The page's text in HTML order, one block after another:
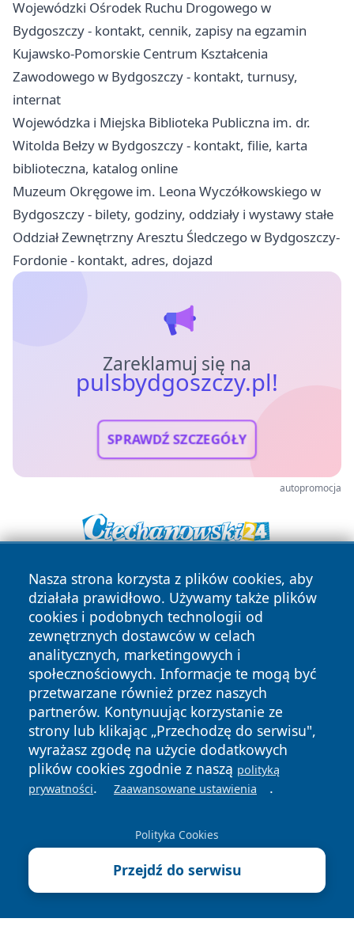
Wojewódzki Ośrodek Ruchu Drogowego w
Bydgoszczy - kontakt, cennik, zapisy na egzamin
Kujawsko-Pomorskie Centrum Kształcenia
Zawodowego w Bydgoszczy - kontakt, turnusy,
internat
Wojewódzka i Miejska Biblioteka Publiczna im. dr.
Witolda Bełzy w Bydgoszczy - kontakt, filie, karta
biblioteczna, katalog online
Muzeum Okręgowe im. Leona Wyczółkowskiego w
Bydgoszczy - bilety, godziny, oddziały i wystawy stałe
Oddział Zewnętrzny Aresztu Śledczego w Bydgoszczy-
Fordonie - kontakt, adres, dojazd
Zareklamuj się na
pulsbydgoszczy.pl!
SPRAWDŹ SZCZEGÓŁY
autopromocja
Nasza strona korzysta z plików cookies, aby
działała prawidłowo. Używamy także plików
cookies i podobnych technologii od
zewnętrznych dostawców w celach
analitycznych, marketingowych i
społecznościowych. Informacje te mogą być
przetwarzane również przez naszych
partnerów. Kontynuując korzystanie ze
strony lub klikając „Przechodzę do serwisu",
wyrażasz zgodę na użycie dodatkowych
plików cookies zgodnie z naszą polityką
prywatności. Zaawansowane ustawienia .
Polityka Cookies
Przejdź do serwisu
Copyright © 2026 pulsbydgoszczy.pl Wszystkie prawa
zastrzeżone.
News Autorzy
Polityka
Prywatności
Polityka
Cookies